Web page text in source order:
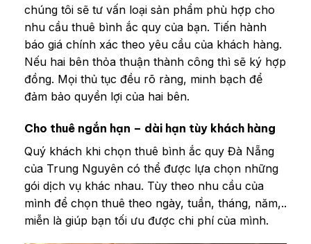
chúng tôi sẽ tư vấn loại sản phẩm phù hợp cho
nhu cầu thuê bình ắc quy của bạn. Tiến hành
báo giá chính xác theo yêu cầu của khách hàng.
Nếu hai bên thỏa thuận thành công thì sẽ ký hợp
đồng. Mọi thủ tục đều rõ ràng, minh bạch để
đảm bảo quyền lợi của hai bên.
Cho thuê ngắn hạn – dài hạn tùy khách hàng
Quý khách khi chọn thuê bình ắc quy Đà Nẵng
của Trung Nguyên có thể được lựa chọn những
gói dịch vụ khác nhau. Tùy theo nhu cầu của
mình để chọn thuê theo ngày, tuần, tháng, năm,..
miễn là giúp bạn tối ưu được chi phí của mình.